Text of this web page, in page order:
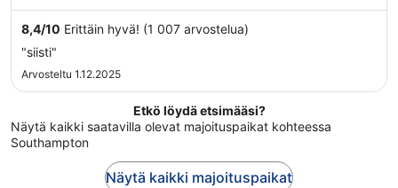
8,4/10 Erittäin hyvä! (1 007 arvostelua)
"siisti"
Arvosteltu 1.12.2025
Etkö löydä etsimääsi?
Näytä kaikki saatavilla olevat majoituspaikat kohteessa
Southampton
Näytä kaikki majoituspaikat